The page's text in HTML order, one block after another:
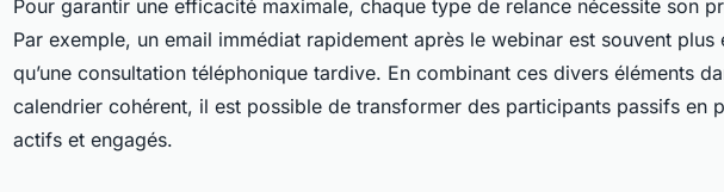
Pour garantir une efficacité maximale, chaque type de relance nécessite son
Par exemple, un email immédiat rapidement après le webinar est souvent plus
qu’une consultation téléphonique tardive. En combinant ces divers éléments
calendrier cohérent, il est possible de transformer des participants passifs en
actifs et engagés.